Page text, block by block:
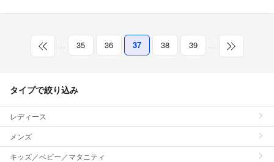
… 35 36 37 38 39 …
タイプで絞り込み
レディース
メンズ
キッズ／ベビー／マタニティ